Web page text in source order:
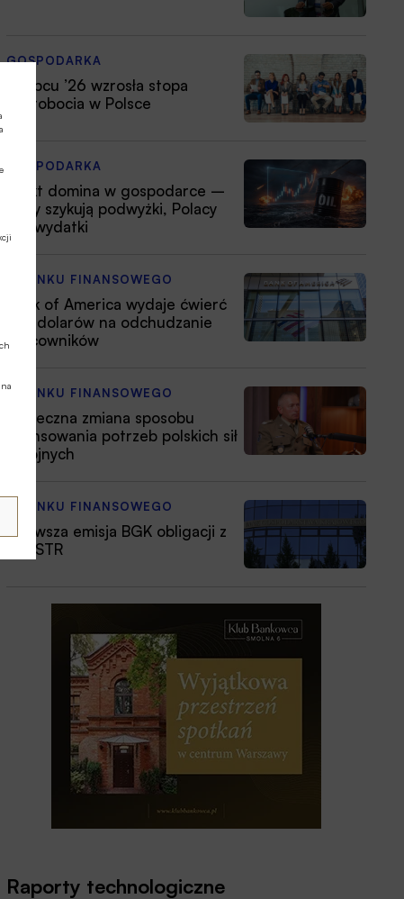
GOSPODARKA
W lipcu ’26 wzrosła stopa
bezrobocia w Polsce
GOSPODARKA
Efekt domina w gospodarce –
firmy szykują podwyżki, Polacy
tną wydatki
Z RYNKU FINANSOWEGO
Bank of America wydaje ćwierć
mld dolarów na odchudzanie
pracowników
Z RYNKU FINANSOWEGO
Konieczna zmiana sposobu
finansowania potrzeb polskich sił
zbrojnych
Z RYNKU FINANSOWEGO
Pierwsza emisja BGK obligacji z
POLSTR
Raporty technologiczne